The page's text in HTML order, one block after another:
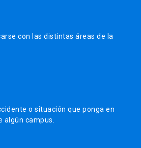
con las distintas áreas de la
o situación que ponga en
algún campus.